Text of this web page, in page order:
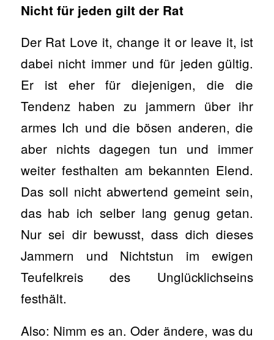
Nicht für jeden gilt der Rat
Der Rat Love it, change it or leave it, ist
dabei nicht immer und für jeden gültig.
Er ist eher für diejenigen, die die
Tendenz haben zu jammern über ihr
armes Ich und die bösen anderen, die
aber nichts dagegen tun und immer
weiter festhalten am bekannten Elend.
Das soll nicht abwertend gemeint sein,
das hab ich selber lang genug getan.
Nur sei dir bewusst, dass dich dieses
Jammern und Nichtstun im ewigen
Teufelkreis des Unglücklichseins
festhält.
Also: Nimm es an. Oder ändere, was du